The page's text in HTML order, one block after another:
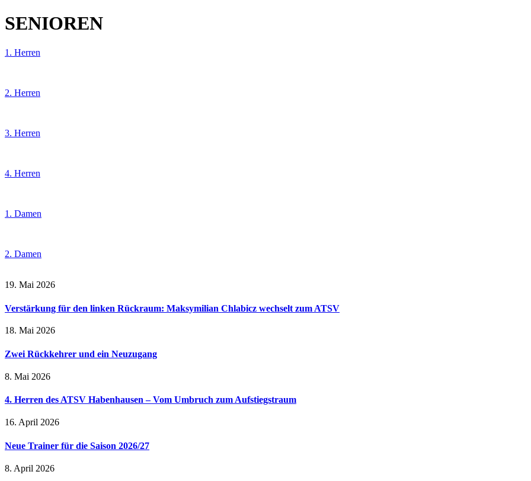
SENIOREN
1. Herren
2. Herren
3. Herren
4. Herren
1. Damen
2. Damen
19. Mai 2026
Verstärkung für den linken Rückraum: Maksymilian Chlabicz wechselt zum ATSV
18. Mai 2026
Zwei Rückkehrer und ein Neuzugang
8. Mai 2026
4. Herren des ATSV Habenhausen – Vom Umbruch zum Aufstiegstraum
16. April 2026
Neue Trainer für die Saison 2026/27
8. April 2026